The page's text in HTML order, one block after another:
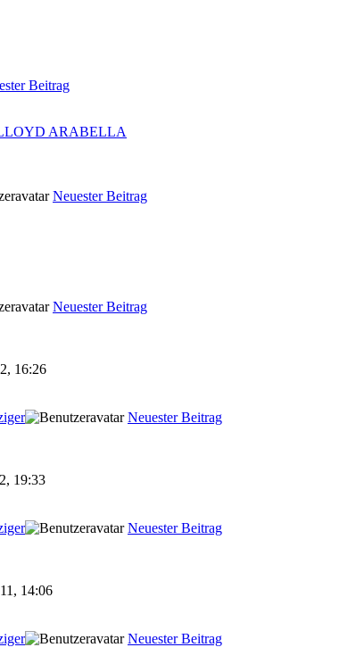
Beitrag
ARABELLA
Neuester Beitrag
Neuester Beitrag
16:26
Neuester Beitrag
19:33
Neuester Beitrag
14:06
Neuester Beitrag